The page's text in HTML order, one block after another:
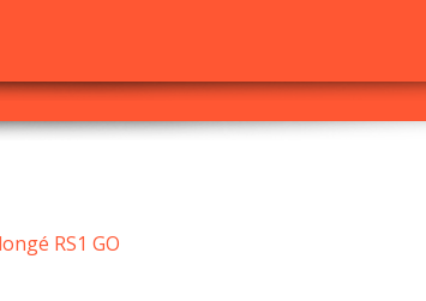
RS1 GO